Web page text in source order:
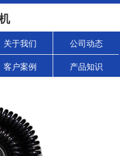
关于我们 公司动态
客户案例 产品知识